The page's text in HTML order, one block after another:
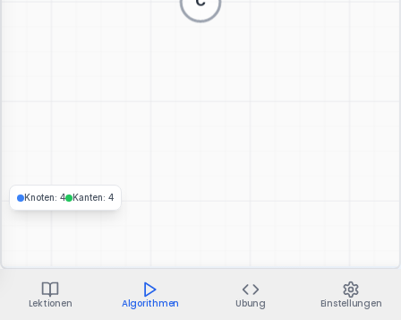
Knoten: 4 Kanten: 4
Lektionen Algorithmen Übung Einstellungen